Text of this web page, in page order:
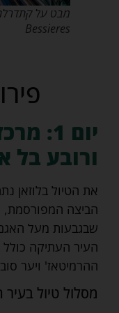
Bessieres
יום 1:
ורובע בל
את הטיול בלוזאן
הביצה המפורסמת,
שבגבעות מעל
העיר העתיקה כולל
ההרמיטאז' ויער
מסלול טיול בעיר